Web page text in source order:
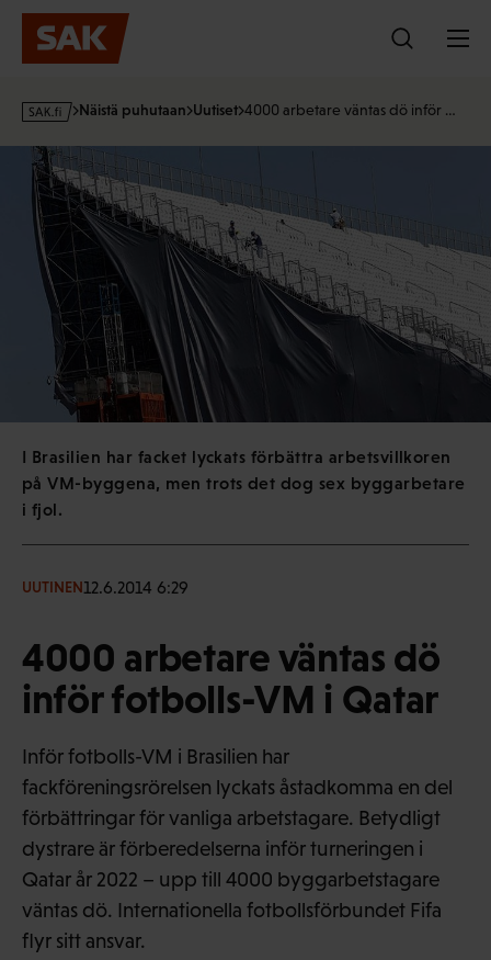
Hyppää
sisältöön
s
Näistä puhutaan Uutiset 4000 arbetare väntas dö inför …
I Brasilien har facket lyckats förbättra arbetsvillkoren
på VM-byggena, men trots det dog sex byggarbetare
i fjol.
UUTINEN12.6.2014 6:29
4000 arbetare väntas dö
inför fotbolls-VM i Qatar
Inför fotbolls-VM i Brasilien har
fackföreningsrörelsen lyckats åstadkomma en del
förbättringar för vanliga arbetstagare. Betydligt
dystrare är förberedelserna inför turneringen i
Qatar år 2022 – upp till 4000 byggarbetstagare
väntas dö. Internationella fotbollsförbundet Fifa
flyr sitt ansvar.